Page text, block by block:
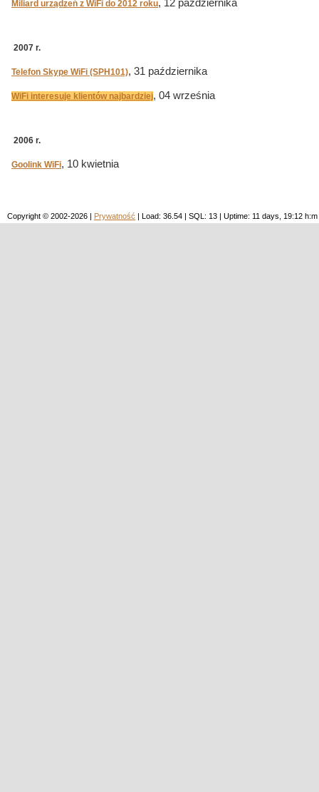
Miliard urządzeń z WiFi do 2012 roku, 12 października
2007 r.
Telefon Skype WiFi (SPH101), 31 października
WiFi interesuje klientów najbardziej, 04 września
2006 r.
Goolink WiFi, 10 kwietnia
Copyright © 2002-2026 | Prywatność | Load: 36.54 | SQL: 13 | Uptime: 11 days, 19:12